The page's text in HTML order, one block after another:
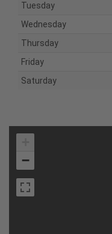
Tuesday
Wednesday
Thursday
Friday
Saturday
−